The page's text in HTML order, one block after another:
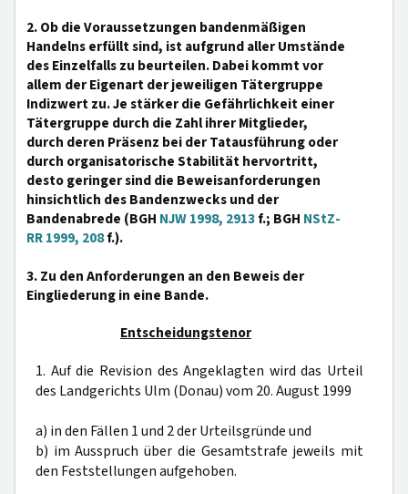
2. Ob die Voraussetzungen bandenmäßigen
Handelns erfüllt sind, ist aufgrund aller Umstände
des Einzelfalls zu beurteilen. Dabei kommt vor
allem der Eigenart der jeweiligen Tätergruppe
Indizwert zu. Je stärker die Gefährlichkeit einer
Tätergruppe durch die Zahl ihrer Mitglieder,
durch deren Präsenz bei der Tatausführung oder
durch organisatorische Stabilität hervortritt,
desto geringer sind die Beweisanforderungen
hinsichtlich des Bandenzwecks und der
Bandenabrede (BGH NJW 1998, 2913f.; BGH NStZ-
RR 1999, 208f.).
3. Zu den Anforderungen an den Beweis der
Eingliederung in eine Bande.
Entscheidungstenor
1. Auf die Revision des Angeklagten wird das Urteil
des Landgerichts Ulm (Donau) vom 20. August 1999
a) in den Fällen 1 und 2 der Urteilsgründe und
b) im Ausspruch über die Gesamtstrafe jeweils mit
den Feststellungen aufgehoben.